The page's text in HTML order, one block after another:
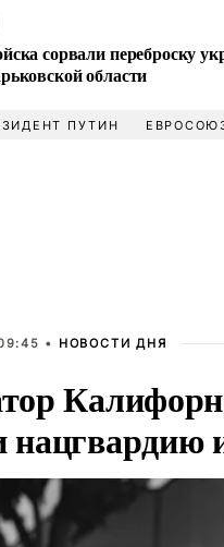
сорвали переброску
области
ПУТИН
• НОВОСТИ ДНЯ
нацгвардию